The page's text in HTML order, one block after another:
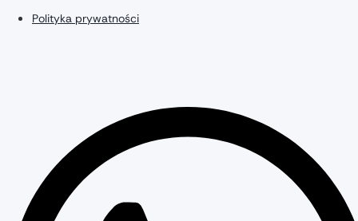
Polityka prywatności